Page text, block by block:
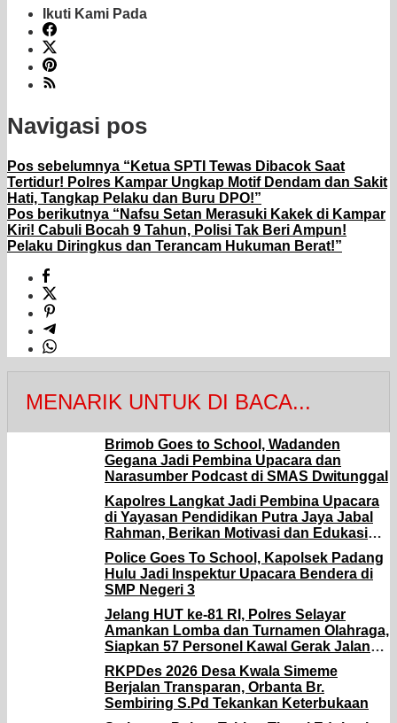
Ikuti Kami Pada
Navigasi pos
Pos sebelumnya “Ketua SPTI Tewas Dibacok Saat
Tertidur! Polres Kampar Ungkap Motif Dendam dan Sakit
Hati, Tangkap Pelaku dan Buru DPO!”
Pos berikutnya “Nafsu Setan Merasuki Kakek di Kampar
Kiri! Cabuli Bocah 9 Tahun, Polisi Tak Beri Ampun!
Pelaku Diringkus dan Terancam Hukuman Berat!”
MENARIK UNTUK DI BACA...
Brimob Goes to School, Wadanden
Gegana Jadi Pembina Upacara dan
Narasumber Podcast di SMAS Dwitunggal
Kapolres Langkat Jadi Pembina Upacara
di Yayasan Pendidikan Putra Jaya Jabal
Rahman, Berikan Motivasi dan Edukasi
Kamtibmas kepada Pelajar
Police Goes To School, Kapolsek Padang
Hulu Jadi Inspektur Upacara Bendera di
SMP Negeri 3
Jelang HUT ke-81 RI, Polres Selayar
Amankan Lomba dan Turnamen Olahraga,
Siapkan 57 Personel Kawal Gerak Jalan
Pelajar
RKPDes 2026 Desa Kwala Simeme
Berjalan Transparan, Orbanta Br.
Sembiring S.Pd Tekankan Keterbukaan